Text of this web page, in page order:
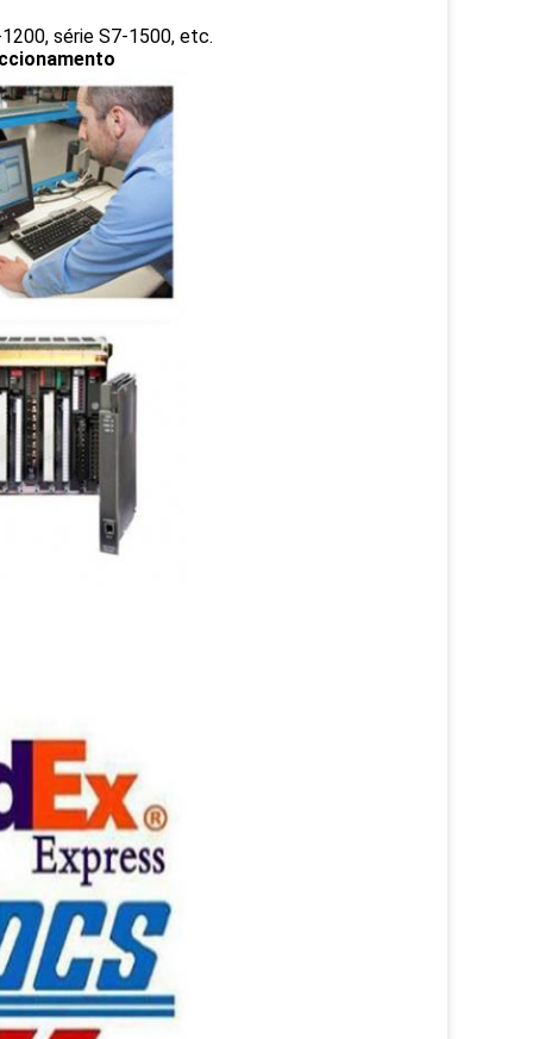
série S7-1500, etc.